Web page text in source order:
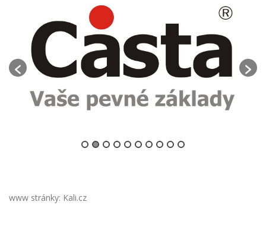
www stránky: Kali.cz